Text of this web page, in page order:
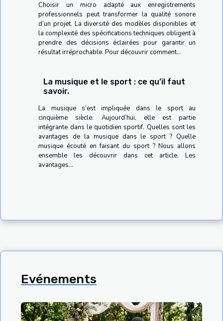
Choisir un micro adapté aux enregistrements
professionnels peut transformer la qualité sonore
d’un projet. La diversité des modèles disponibles et
la complexité des spécifications techniques obligent à
prendre des décisions éclairées pour garantir un
résultat irréprochable. Pour découvrir comment...
La musique et le sport : ce qu’il faut
savoir.
La musique s’est impliquée dans le sport au
cinquième siècle. Aujourd’hui, elle est partie
intégrante dans le quotidien sportif. Quelles sont les
avantages de la musique dans le sport ? Quelle
musique écouté en faisant du sport ? Nous allons
ensemble les découvrir dans cet article. Les
avantages...
Evénements